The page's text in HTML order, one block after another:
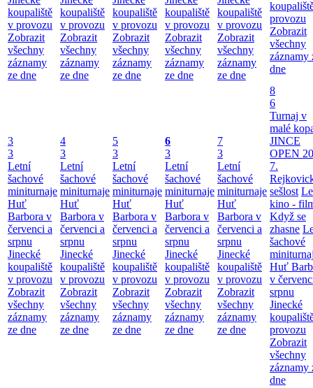
koupaliště
v provozu
Zobrazit
všechny
záznamy
ze dne
koupaliště
v provozu
Zobrazit
všechny
záznamy
ze dne
koupaliště
v provozu
Zobrazit
všechny
záznamy
ze dne
koupaliště
v provozu
Zobrazit
všechny
záznamy
ze dne
koupaliště
v provozu
Zobrazit
všechny
záznamy
ze dne
provozu
Zobrazit
všechny
záznamy
dne
3
3
Letní
šachové
miniturnaje
Huť
Barbora v
červenci a
srpnu
Jinecké
koupaliště
v provozu
Zobrazit
všechny
záznamy
ze dne
4
3
Letní
šachové
miniturnaje
Huť
Barbora v
červenci a
srpnu
Jinecké
koupaliště
v provozu
Zobrazit
všechny
záznamy
ze dne
5
3
Letní
šachové
miniturnaje
Huť
Barbora v
červenci a
srpnu
Jinecké
koupaliště
v provozu
Zobrazit
všechny
záznamy
ze dne
6
3
Letní
šachové
miniturnaje
Huť
Barbora v
červenci a
srpnu
Jinecké
koupaliště
v provozu
Zobrazit
všechny
záznamy
ze dne
7
3
Letní
šachové
miniturnaje
Huť
Barbora v
červenci a
srpnu
Jinecké
koupaliště
v provozu
Zobrazit
všechny
záznamy
ze dne
8
6
Turnaj v
malé
JINCE
OPEN
7.
sešlost
kino -
Když se
zhasne
šachové
Huť
v
srpnu
Jinecké
provozu
Zobrazit
všechny
záznamy
dne